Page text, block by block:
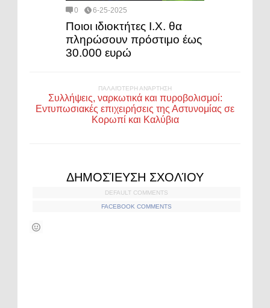
0 6-25-2025
Ποιοι ιδιοκτήτες Ι.Χ. θα
πληρώσουν πρόστιμο έως
30.000 ευρώ
ΠΑΛΑΙΌΤΕΡΗ ΑΝΆΡΤΗΣΗ
Συλλήψεις, ναρκωτικά και πυροβολισμοί:
Εντυπωσιακές επιχειρήσεις της Αστυνομίας σε
Κορωπί και Καλύβια
ΔΗΜΟΣΊΕΥΣΗ ΣΧΟΛΊΟΥ
DEFAULT COMMENTS
FACEBOOK COMMENTS